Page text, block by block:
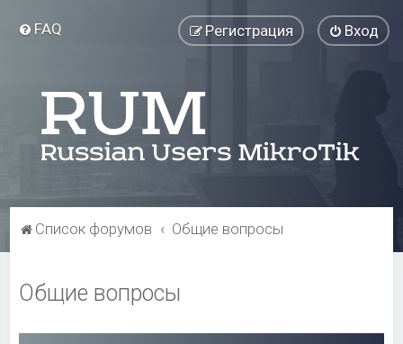
FAQ Вход
Регистрация
Список форумов Общие вопросы
Общие вопросы